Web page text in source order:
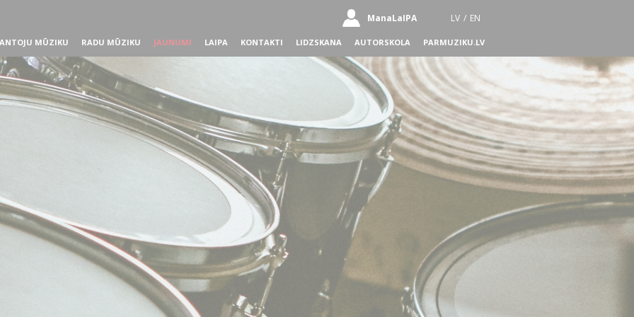
ManaLaIPA LV / EN
MŪZIKU RADU MŪZIKU JAUNUMI LAIPA KONTAKTI LIDZSKANA AUTORSKOLA PARMUZIKU.LV